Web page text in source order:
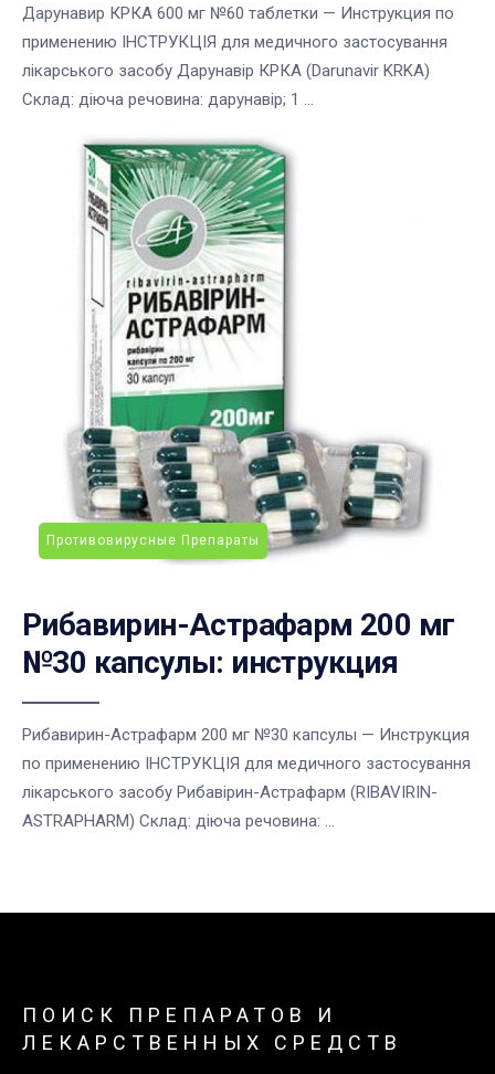
Дарунавир КРКА 600 мг №60 таблетки — Инструкция по
применению ІНСТРУКЦІЯ для медичного застосування
лікарського засобу Дарунавір КРКА (Darunavir KRKA)
Склад: діюча речовина: дарунавір; 1 ...
Противовирусные Препараты
Рибавирин-Астрафарм 200 мг
№30 капсулы: инструкция
Рибавирин-Астрафарм 200 мг №30 капсулы — Инструкция
по применению ІНСТРУКЦІЯ для медичного застосування
лікарського засобу Рибавірин-Астрафарм (RIBAVIRIN-
ASTRAPHARM) Склад: діюча речовина: ...
ПОИСК ПРЕПАРАТОВ И
ЛЕКАРСТВЕННЫХ СРЕДСТВ